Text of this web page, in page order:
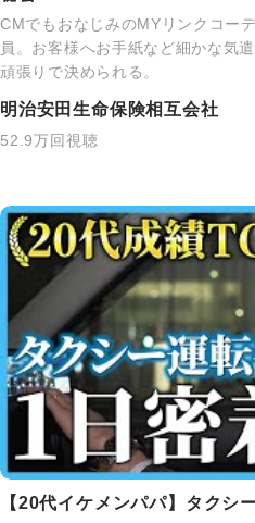
CMでもおなじみのMYリンクコー
員。お客様へお手紙など細かな気
頑張りで決められる。
明治安田生命保険相互会社
52.9万回視聴
【20代イケメンパパ】タクシ